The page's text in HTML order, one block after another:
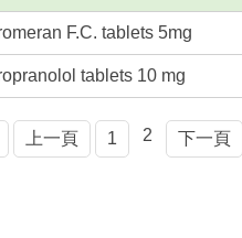
F.C. tablets 5mg
tablets 10 mg
上一頁 1 2 下一頁